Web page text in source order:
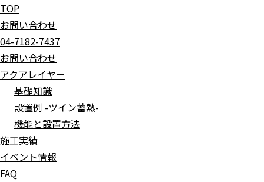
TOP
お問い合わせ
04-7182-7437
お問い合わせ
アクアレイヤー
基礎知識
設置例 -ツイン蓄熱-
機能と設置方法
施工実績
イベント情報
FAQ